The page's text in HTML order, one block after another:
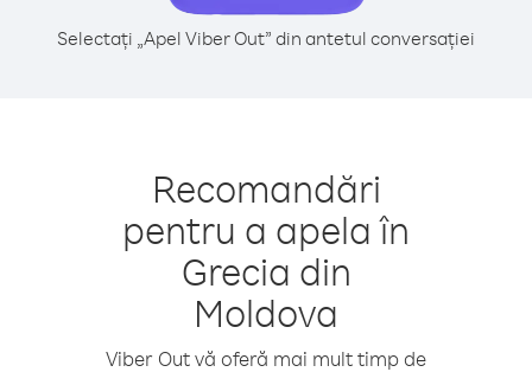
Selectați „Apel Viber Out” din antetul conversației
Recomandări
pentru a apela în
Grecia din
Moldova
Viber Out vă oferă mai mult timp de